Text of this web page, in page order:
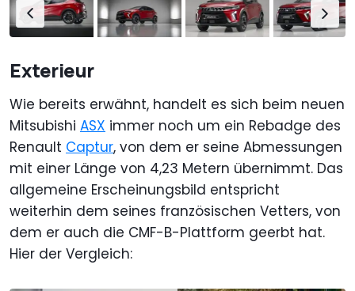
Exterieur
Wie bereits erwähnt, handelt es sich beim neuen
Mitsubishi ASX immer noch um ein Rebadge des
Renault Captur, von dem er seine Abmessungen
mit einer Länge von 4,23 Metern übernimmt. Das
allgemeine Erscheinungsbild entspricht
weiterhin dem seines französischen Vetters, von
dem er auch die CMF-B-Plattform geerbt hat.
Hier der Vergleich: